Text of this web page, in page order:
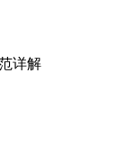
详解